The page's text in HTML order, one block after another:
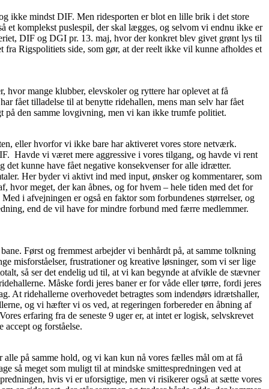
ikke mindst DIF. Men ridesporten er blot en lille brik i det store
et komplekst puslespil, der skal lægges, og selvom vi endnu ikke er
DIF og DGI pr. 13. maj, hvor der konkret blev givet grønt lys til
Rigspolitiets side, som gør, at der reelt ikke vil kunne afholdes et
hvor mange klubber, elevskoler og ryttere har oplevet at få
fået tilladelse til at benytte ridehallen, mens man selv har fået
på den samme lovgivning, men vi kan ikke trumfe politiet.
eller hvorfor vi ikke bare har aktiveret vores store netværk.
Havde vi været mere aggressive i vores tilgang, og havde vi rent
kunne have fået negative konsekvenser for alle idrætter.
Her byder vi aktivt ind med input, ønsker og kommentarer, som
meget, der kan åbnes, og for hvem – hele tiden med det for
i afvejningen er også en faktor som forbundenes størrelser, og
end de vil have for mindre forbund med færre medlemmer.
Først og fremmest arbejder vi benhårdt på, at samme tolkning
misforståelser, frustrationer og kreative løsninger, som vi ser lige
så ser det endelig ud til, at vi kan begynde at afvikle de stævner
Måske fordi jeres baner er for våde eller tørre, fordi jeres
At ridehallerne overhovedet betragtes som indendørs idrætshaller,
og vi hæfter vi os ved, at regeringen forbereder en åbning af
erfaring fra de seneste 9 uger er, at intet er logisk, selvskrevet
og forståelse.
på samme hold, og vi kan kun nå vores fælles mål om at få
så meget som muligt til at mindske smittespredningen ved at
hvis vi er uforsigtige, men vi risikerer også at sætte vores